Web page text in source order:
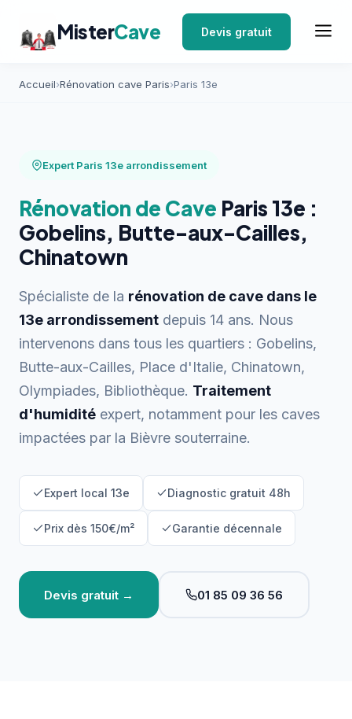
MisterCave Devis gratuit
Accueil›Rénovation cave Paris›Paris 13e
Expert Paris 13e arrondissement
Rénovation de Cave Paris 13e :
Gobelins, Butte-aux-Cailles,
Chinatown
Spécialiste de la rénovation de cave dans le
13e arrondissement depuis 14 ans. Nous
intervenons dans tous les quartiers : Gobelins,
Butte-aux-Cailles, Place d'Italie, Chinatown,
Olympiades, Bibliothèque. Traitement
d'humidité expert, notamment pour les caves
impactées par la Bièvre souterraine.
Expert local 13e Diagnostic gratuit 48h
Prix dès 150€/m² Garantie décennale
Devis gratuit → 01 85 09 36 56